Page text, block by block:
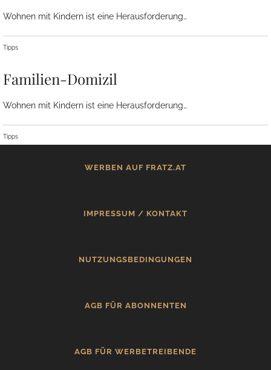
Wohnen mit Kindern ist eine Herausforderung…
Tipps
Familien-Domizil
Wohnen mit Kindern ist eine Herausforderung…
Tipps
WERBEN AUF FRATZ.AT
IMPRESSUM / KONTAKT
NUTZUNGSBEDINGUNGEN
AGB FÜR ABONNENTEN
AGB FÜR WERBETREIBENDE